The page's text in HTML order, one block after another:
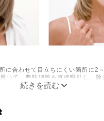
に合わせて目立ちにくい箇所に2
いて、脂肪細胞を直接吸引し、除
の目立たない部分から皮下へ挿入
み、しびれ、むくみ、内出血、引
、稀に貧血、細菌感染症、左右差